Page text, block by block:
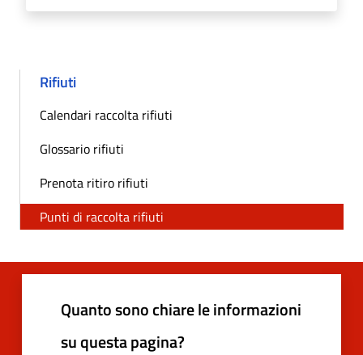
Rifiuti
Calendari raccolta rifiuti
Glossario rifiuti
Prenota ritiro rifiuti
Punti di raccolta rifiuti
Quanto sono chiare le informazioni
su questa pagina?